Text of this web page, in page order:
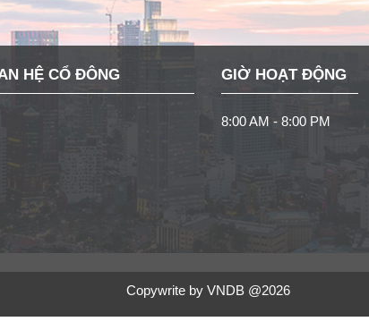
THI CÔNG THANG NÂNG HÀNG GIA ĐÌNH
THI CÔNG THANG NÂNG HÀNG THỰC PHẨM
COMBO THANG THỰC PHẨM CAO CẤP
COMBO THANG GIA ĐÌNH GIÁ TIẾT KIỆM
CHÍNH SÁCH BẢO
CHÍNH SÁCH BẢO TRÌ
KHÁCH HÀNG PHẢN
HỆ CỔ ĐÔNG GIỜ HOẠT ĐỘNG
8:00 AM - 8:00 PM
Copywrite by VNDB @2026